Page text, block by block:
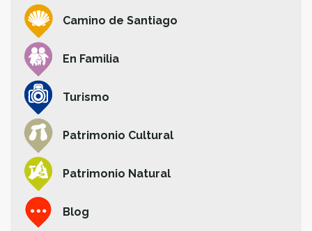
Camino de Santiago
En Familia
Turismo
Patrimonio Cultural
Patrimonio Natural
Blog